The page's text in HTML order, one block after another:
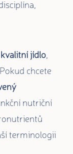
kvalitní jídlo
chcete
nutriční
terminologii